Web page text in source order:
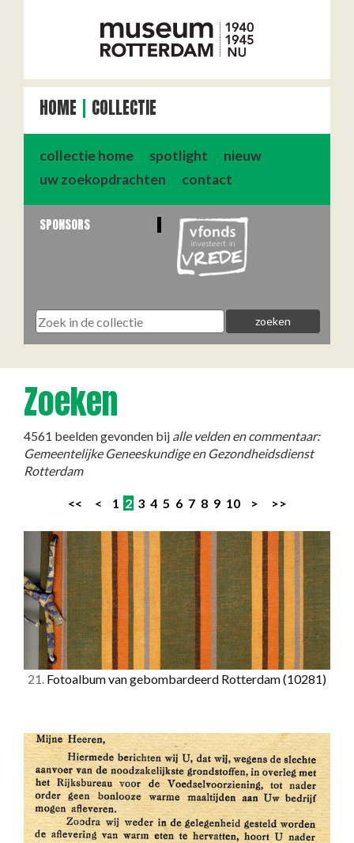
HOME COLLECTIE
collectie home spotlight
nieuw
uw zoekopdrachten
contact
SPONSORS
Zoeken
4561 beelden gevonden bij alle velden en commentaar:
Gemeentelijke Geneeskundige en Gezondheidsdienst
Rotterdam
<< < 1 2 3 4 5 6 7 8 9 10 > >>
21. Fotoalbum van gebombardeerd Rotterdam(10281)